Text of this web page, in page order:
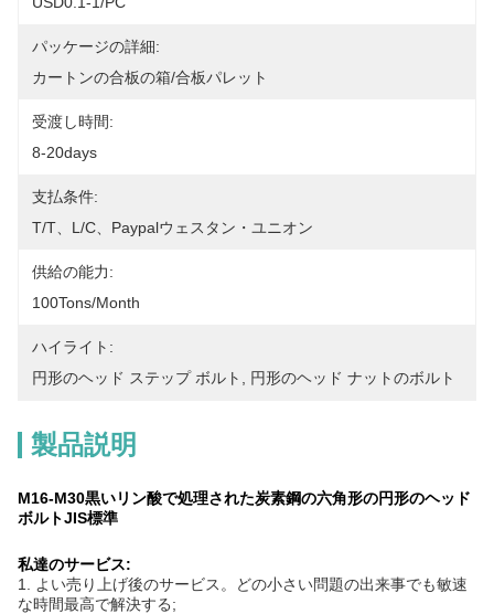
パッケージの詳細:
カートンの合板の箱/合板パレット
受渡し時間:
8-20days
支払条件:
T/T、L/C、paypalウェスタン・ユニオン
供給の能力:
100Tons/Month
ハイライト:
円形のヘッド ステップ ボルト
円形のヘッド ナットのボルト
製品説明
M16-M30黒いリン酸で処理された炭素鋼の六角形の円形のヘッド
ボルトJIS標準
私達のサービス:
1. よい売り上げ後のサービス。どの小さい問題の出来事でも敏速
な時間最高で解決する;